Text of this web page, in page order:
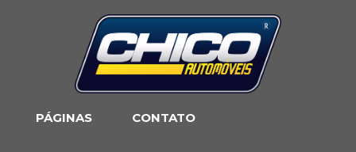
PÁGINAS CONTATO